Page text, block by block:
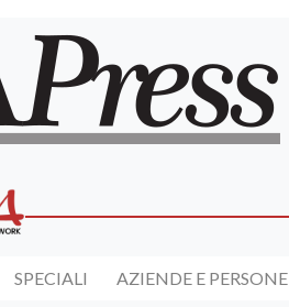
SPECIALI AZIENDE E PERSONE